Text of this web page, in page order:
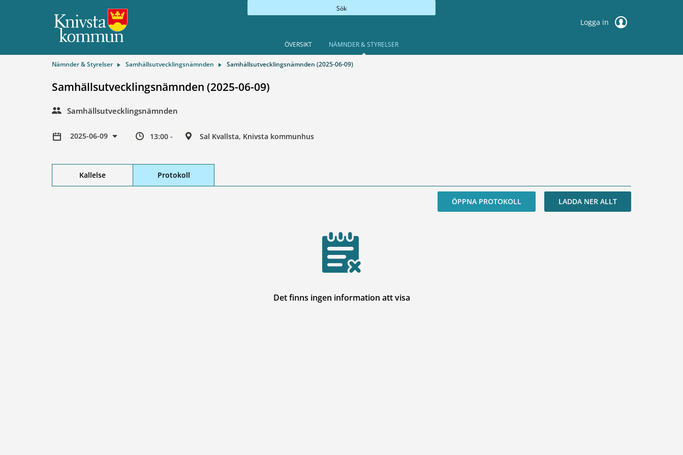
Sök
Logga in
ÖVERSIKT NÄMNDER & STYRELSER
Nämnder & Styrelser Samhällsutvecklingsnämnden Samhällsutvecklingsnämnden (2025-06-09)
Samhällsutvecklingsnämnden (2025-06-09)
Samhällsutvecklingsnämnden
2025-06-09 13:00 - Sal Kvallsta, Knivsta kommunhus
Kallelse Protokoll
ÖPPNA PROTOKOLL LADDA NER ALLT
Det finns ingen information att visa